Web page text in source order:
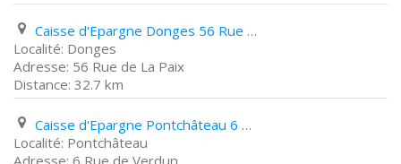
Caisse d'Epargne Donges 56 Rue de La Paix
Donges
56 Rue de La Paix
32.7 km
Caisse d'Epargne Pontchâteau 6 Rue de Verdun
Pontchâteau
6 Rue de Verdun